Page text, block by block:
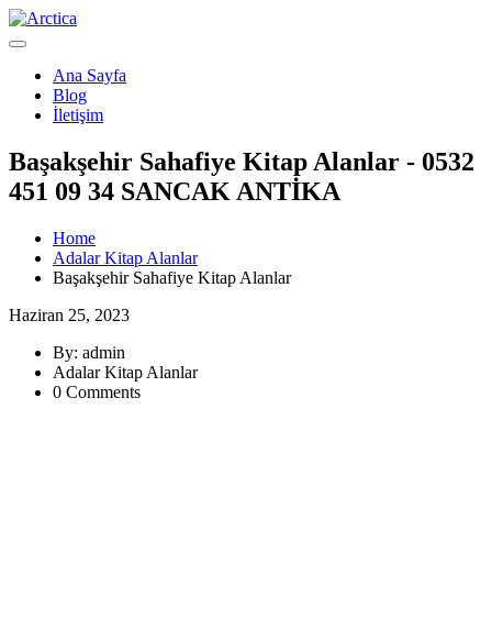
Ana Sayfa
Blog
İletişim
Başakşehir Sahafiye Kitap Alanlar - 0532
451 09 34 SANCAK ANTİKA
Home
Adalar Kitap Alanlar
Başakşehir Sahafiye Kitap Alanlar
Haziran 25, 2023
By: admin
Adalar Kitap Alanlar
0 Comments